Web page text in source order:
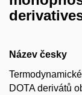
Název česky
DOTA derivátů